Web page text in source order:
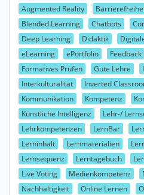
Augmented Reality
Blended Learning
Chatbots
Deep Learning
Didaktik
eLearning
ePortfolio Feedback
Formatives Prüfen
Gute Lehre
Interkulturalität
Inverted
Kommunikation
Kompetenz
Künstliche Intelligenz
Lehr-/
Lehrkompetenzen
LernBar
Lerninhalt
Lernmaterialien
Lernsequenz
Lerntagebuch
Live Voting
Medienkompetenz
Nachhaltigkeit
Online Lernen